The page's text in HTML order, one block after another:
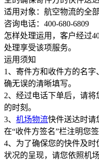
适用对象：航空物流的全
咨询电话：400-680-6809
怎样处理运用，客户经过
处理享受该项服务。
运用须知
1、寄件方和收件方的名
确无误的清晰填写。
2、经过电话下单后，请
的时刻。
3、 机场物流快件送达时请
在“收件方签名”栏注明您
4、为了确保您的快件及
状况的呈现，请您依照机